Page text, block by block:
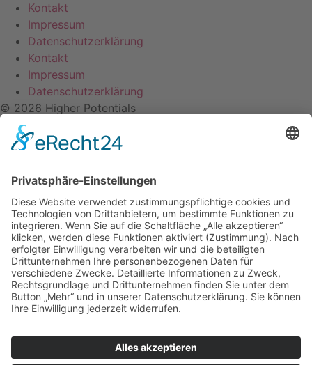
Kontakt
Impressum
Datenschutzerklärung
Kontakt
Impressum
Datenschutzerklärung
© 2026 Higher Potentials
Webdesign by Content Marketing X
Erhalte regelmäßig News, Wissenswertes und Ressourcen
rund um Achtsamkeit, Stressbewältigung und
Emotionsarbeit.
Vorname
E-Mail